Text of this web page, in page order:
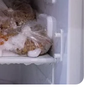
mec en or, il
pour rien